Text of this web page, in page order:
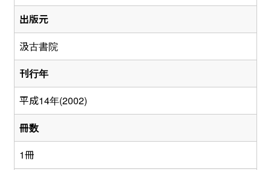
出版元
汲古書院
刊行年
平成14年(2002)
冊数
1冊